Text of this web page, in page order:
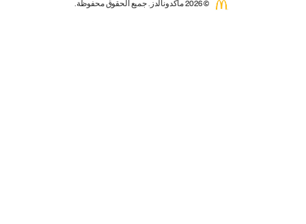
© 2026 ماكدونالدز. جميع الحقوق محفوظة.